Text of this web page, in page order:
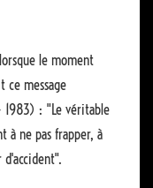
le moment
ce message
1983) : "Le véritable
à ne pas frapper, à